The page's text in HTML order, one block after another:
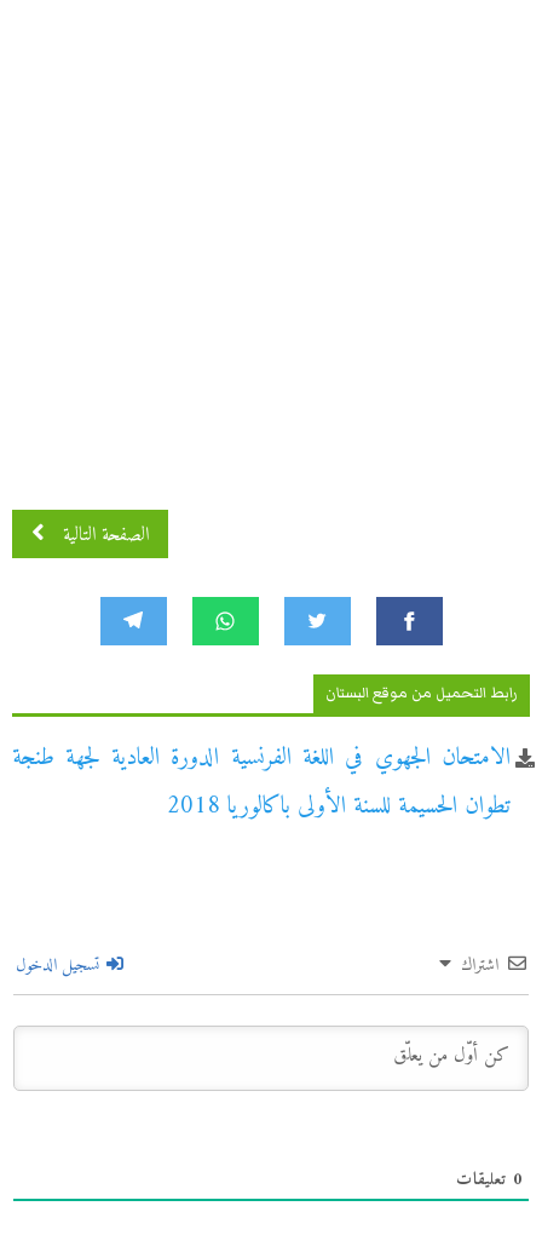
الصفحة التالية
رابط التحميل من موقع البستان
الامتحان الجهوي في اللغة الفرنسية الدورة العادية لجهة طنجة
تطوان الحسيمة للسنة الأولى باكالوريا 2018
اشتراك تسجيل الدخول
0 تعليقات